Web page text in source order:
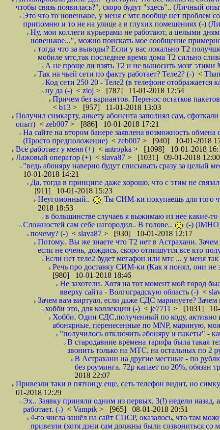
чтобы связь появилась?", скоро будут "здесь".. (Личный
Это что то новенькое, у меня с мтс вообще нет проблем
припомню и то не на улице а в глухих помещениях (-)
Ну, мои коллеги курьерами не работают, а целыми
новенькое...", можно поискать мое сообщение
тогда что за выводы? Если у вас локально Т2
мобиле мтс,так последнее время дома Т2 сильно
А не проще ли взять Т2 и не выносить мозг
Так на чьей сети по факту работает? Теле2? (-) <
Код сети 250 20 - Теле2 (в телефоне отображается
ну да (-) < zloj > [787] 11-01-2018 12:54
Причем без вариантов. Перенос остатков
< b13 > [957] 11-01-2018 13:03
Получил симкарту, анкету абонента заполнял сам,
опыт) < zeb007 > [886] 10-01-2018 17:21
На сайте на втором банере заявлена возможность
(Просто предположение) < zeb007 > [940] 10-01-2018
Всё работает у меня (+) < antropka > [1098] 10-01-2018
Лажовый оператор (+) < slava87 > [1031] 09-01-2018 12:00
"ведь абоняру наверно будут списывать сразу за целый
10-01-2018 14:21
Да, тогда в принципе даже хорошо, что с этим не
[911] 10-01-2018 15:23
Неугомонный..
Ты СИМ-ки покупаешь для того
2018 18:53
в большинстве случаев я выжимаю из нее какие-то
Сложностей сам себе нагородил.. В голове..
(-)
почему? (-) < slava87 > [930] 10-01-2018 12:17
Потому.. Вы же знаете что Т2 нет в Астрахани.
если не очень, дождись, скоро отпишутся все кто
Если нет теле2 будет мегафон или мтс ... у меня
Речь про доставку СИМ-ки (Как я понял, они не
[980] 10-01-2018 18:46
Не захотели. Хотя на тот момент мой город
вверху сайта - Волгоградскую область (-) <
Зачем вам виртуал, если даже СДС маринуете?
хобби это, для коллекции (-) < je7711 > [1031] 10-
Хобби. Один СДС,полученный по коду, активно
абонярные, перенесенные по MNP, мариную,
"получилось отключить абоняру и пакеты" -
В стародавние времена тарифа была такая
звонить только на МТС, на остальных по 2
В Астрахани на другие местные - по
без роуминга. 72р капает по 20%, обязан
2018 22:07
Привезли таки в пятницу еще, сеть телефон видит, но
01-2018 12:29
Эх.. Заявку приняли одним из первых, 3(!) недели назад,
работает. (-) < Vampik > [965] 08-01-2018 20:51
4-го числа зашёл на сайт СПСР, оказалось, что там
привезли (хотя дэни сам должны были созвониться со